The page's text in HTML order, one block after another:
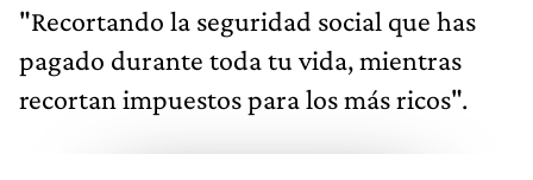
"Recortando la seguridad social que has
pagado durante toda tu vida, mientras
recortan impuestos para los más ricos".